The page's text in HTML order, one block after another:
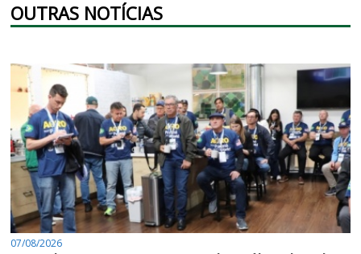
OUTRAS NOTÍCIAS
07/08/2026